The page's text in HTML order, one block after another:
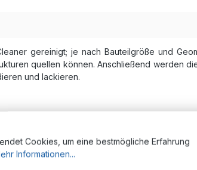
gereinigt; je nach Bauteilgröße und
quellen können. Anschließend werden
und lackieren.
Cookies, um eine bestmögliche Erfahrung
Informationen...